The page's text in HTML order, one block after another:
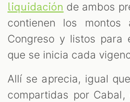
liquidación de ambos
contienen los montos
Congreso y listos para
que se inicia cada
Allí se aprecia, igual
compartidas por